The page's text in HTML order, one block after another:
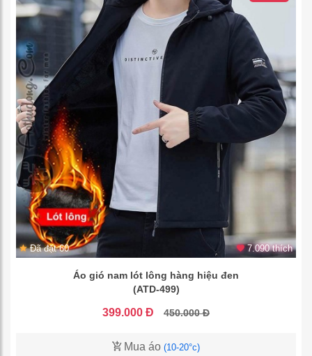
Đã đặt 60 7.090 thích
Áo gió nam lót lông hàng hiệu đen
(ATD-499)
399.000 Đ 450.000 Đ
Mua áo (10-20°c)